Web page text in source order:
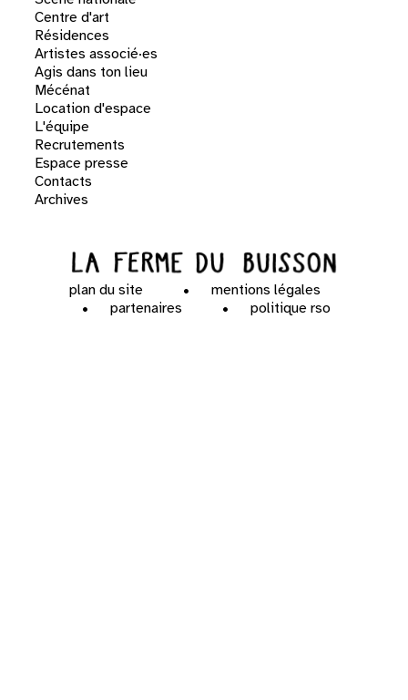
Centre d'art
Résidences
Artistes associé·es
Agis dans ton lieu
Mécénat
Location d'espace
L'équipe
Recrutements
Espace presse
Contacts
Archives
plan du site
mentions légales
partenaires
politique rso